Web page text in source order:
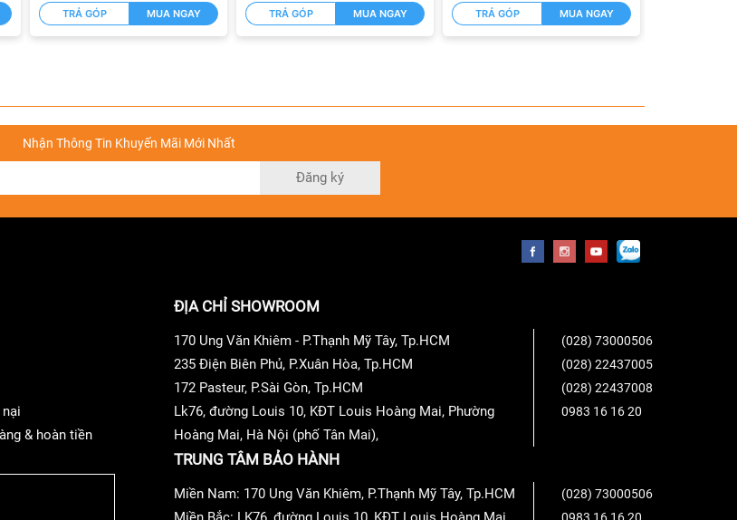
dung 24-bit/192 kHz nhưng Amazon Music Ultra HD, Qobuz và thư viện nhạc của riêng bạn đều
Connect có thể tận hưởng gói TIDAL Master với bộ giải mã lõi MQA lên đến 24-bit/192kHz.
Nhạc Nổi Tiếng
Qubuz, Deeze, Amazon Music…. Điều này mang lại chất lượng âm thanh vượt trội và phạm vi
2 truyền thống, giải phóng thiết bị di động của bạn cho các tác vụ khác. Tính năng này tương
của TIDAL (với MQA), Qobuz, Amazon Prime Music….
TRẢ GÓP MUA NGAY TRẢ GÓP MUA NGAY TRẢ GÓP MUA NGAY
Nhận Thông Tin Khuyến Mãi Mới Nhất
Đăng ký
& hoàn tiền
ĐỊA CHỈ SHOWROOM
170 Ung Văn Khiêm - P.Thạnh Mỹ Tây, Tp.HCM
235 Điện Biên Phủ, P.Xuân Hòa, Tp.HCM
172 Pasteur, P.Sài Gòn, Tp.HCM
Lk76, đường Louis 10, KĐT Louis Hoàng Mai, Phường
Hoàng Mai, Hà Nội (phố Tân Mai),
(028) 73000506
(028) 22437005
(028) 22437008
0983 16 16 20
TRUNG TÂM BẢO HÀNH
Miền Nam: 170 Ung Văn Khiêm, P.Thạnh Mỹ Tây, Tp.HCM
(028) 73000506